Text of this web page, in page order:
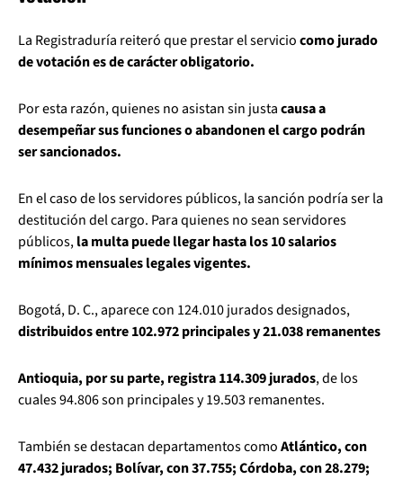
La Registraduría reiteró que prestar el serviciocomo jurado
de votación es de carácter obligatorio.
Por esta razón, quienes no asistan sin justacausa a
desempeñar sus funciones o abandonen el cargo podrán
ser sancionados.
En el caso de los servidores públicos, la sanción podría ser la
destitución del cargo. Para quienes no sean servidores
públicos,la multa puede llegar hasta los 10 salarios
mínimos mensuales legales vigentes.
Bogotá, D. C., aparece con 124.010 jurados designados,
distribuidos entre 102.972 principales y 21.038 remanentes
Antioquia, por su parte, registra 114.309 jurados, de los
cuales 94.806 son principales y 19.503 remanentes.
También se destacan departamentos comoAtlántico, con
47.432 jurados; Bolívar, con 37.755; Córdoba, con 28.279;